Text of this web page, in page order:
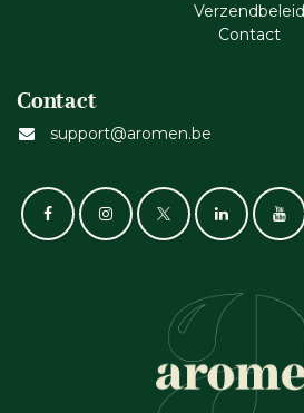
Verzendbeleid
Cont​act
Contact
support@aromen.be